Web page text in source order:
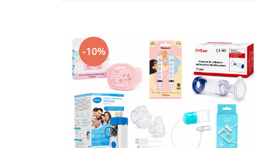
Proteine si aminoacizi
Tablete energizante
Alte suplimente nutritive
Uniforme si saboti medicali
-10%